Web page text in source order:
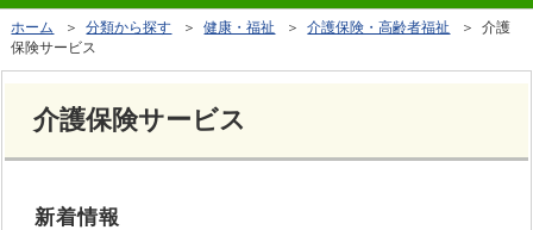
ホーム ＞分類から探す ＞健康・福祉 ＞介護保険・高齢者福祉
＞ 介護
保険サービス
介護保険サービス
新着情報